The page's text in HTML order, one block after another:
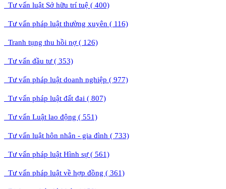
Tư vấn luật Sở hữu trí tuệ ( 400)
Tư vấn pháp luật thường xuyên ( 116)
Tranh tụng thu hồi nợ ( 126)
Tư vấn đầu tư ( 353)
Tư vấn pháp luật doanh nghiệp ( 977)
Tư vấn pháp luật đất đai ( 807)
Tư vấn Luật lao động ( 551)
Tư vấn luật hôn nhân - gia đình ( 733)
Tư vấn pháp luật Hình sự ( 561)
Tư vấn pháp luật về hợp đồng ( 361)